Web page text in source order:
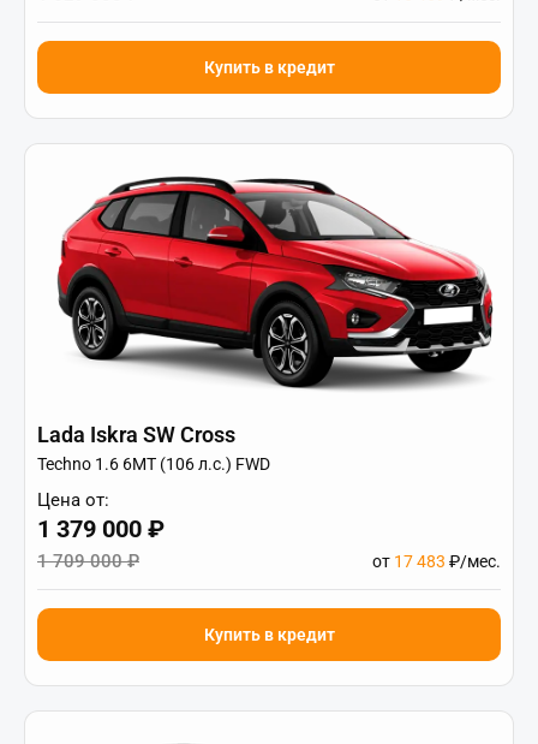
Купить в кредит
Lada Iskra SW Cross
Techno 1.6 6МТ (106 л.с.) FWD
Цена от:
1 379 000 ₽
1 709 000 ₽ от 17 483 ₽/мес.
Купить в кредит